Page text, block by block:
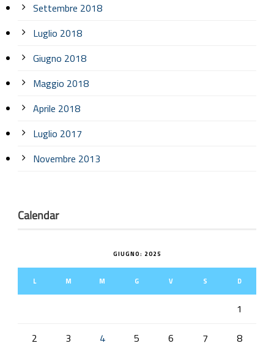
Settembre 2018
Luglio 2018
Giugno 2018
Maggio 2018
Aprile 2018
Luglio 2017
Novembre 2013
Calendar
GIUGNO: 2025
L M M G V S D
1
2
3 4 5 6 7
8